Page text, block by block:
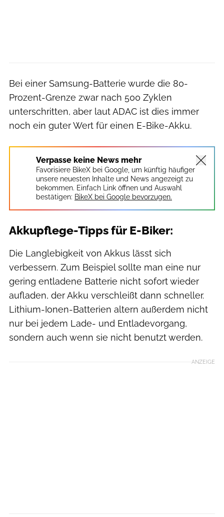
Bei einer Samsung-Batterie wurde die 80-
Prozent-Grenze zwar nach 500 Zyklen
unterschritten, aber laut ADAC ist dies immer
noch ein guter Wert für einen E-Bike-Akku.
Verpasse keine News mehr
Favorisiere BikeX bei Google, um künftig häufiger
unsere neuesten Inhalte und News angezeigt zu
bekommen. Einfach Link öffnen und Auswahl
bestätigen: BikeX bei Google bevorzugen.
Akkupflege-Tipps für E-Biker:
Die Langlebigkeit von Akkus lässt sich
verbessern. Zum Beispiel sollte man eine nur
gering entladene Batterie nicht sofort wieder
aufladen, der Akku verschleißt dann schneller.
Lithium-Ionen-Batterien altern außerdem nicht
nur bei jedem Lade- und Entladevorgang,
sondern auch wenn sie nicht benutzt werden.
ANZEIGE